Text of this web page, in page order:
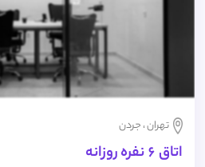
تهران ، جردن
اتاق 6 نفره روزانه